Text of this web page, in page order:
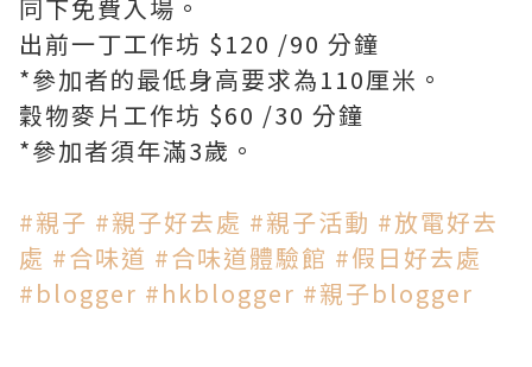
同下免費入場。
出前一丁工作坊 $120 /90 分鐘
*參加者的最低身高要求為110厘米。
穀物麥片工作坊 $60 /30 分鐘
*參加者須年滿3歲。
#親子 #親子好去處 #親子活動 #放電好去
處 #合味道 #合味道體驗館 #假日好去處
#blogger #hkblogger #親子blogger